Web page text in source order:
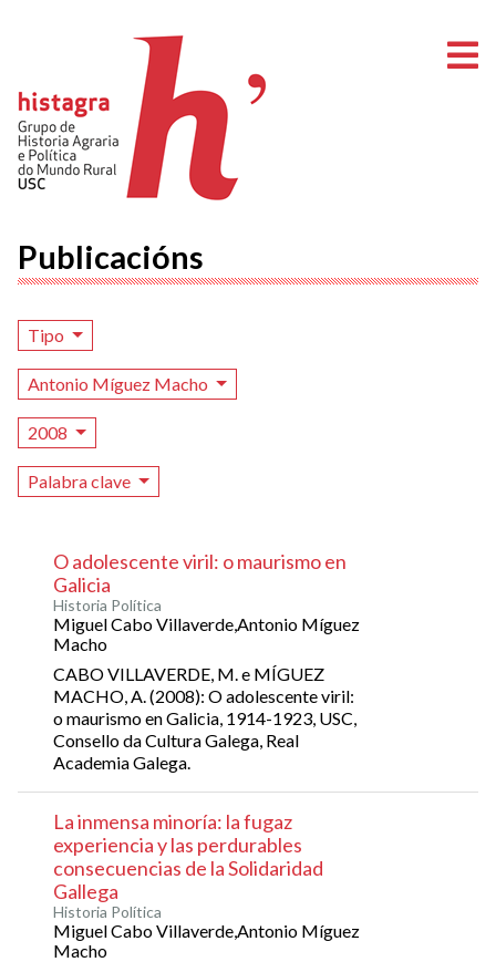
Publicacións
Tipo
Antonio Míguez Macho
2008
Palabra clave
O adolescente viril: o maurismo en
Galicia
Historia Política
Miguel Cabo Villaverde,Antonio Míguez
Macho
CABO VILLAVERDE, M. e MÍGUEZ
MACHO, A. (2008): O adolescente viril:
o maurismo en Galicia, 1914-1923, USC,
Consello da Cultura Galega, Real
Academia Galega.
La inmensa minoría: la fugaz
experiencia y las perdurables
consecuencias de la Solidaridad
Gallega
Historia Política
Miguel Cabo Villaverde,Antonio Míguez
Macho